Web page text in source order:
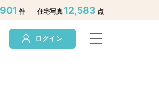
901 件 住宅写真 12,583 点
ログイン